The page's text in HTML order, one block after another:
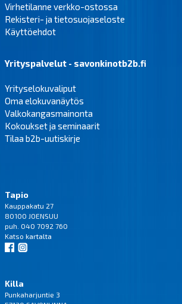
Virhetilanne verkko-ostossa
Rekisteri- ja tietosuojaseloste
Käyttöehdot
Yrityspalvelut - savonkinotb2b.fi
Yrityselokuvaliput
Oma elokuvanäytös
Valkokangasmainonta
Kokoukset ja seminaarit
Tilaa b2b-uutiskirje
Tapio
Kauppakatu 27
80100 JOENSUU
puh. 040 7092 760
Katso kartalta
Killa
Punkaharjuntie 3